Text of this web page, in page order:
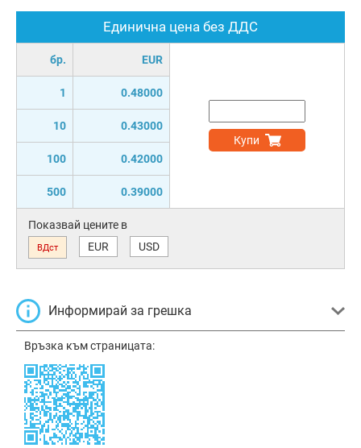
Единична цена без ДДС
бр. EUR
1 0.48000
10 0.43000
100 0.42000
500 0.39000
Купи
Показвай цените в
ВДст EUR USD
Информирай за грешка
Връзка към страницата: